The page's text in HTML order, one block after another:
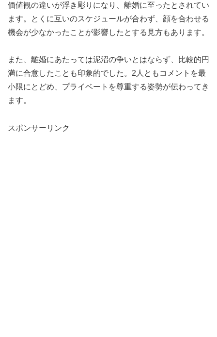
価値観の違いが浮き彫りになり、離婚に至ったとされてい
ます。とくに互いのスケジュールが合わず、顔を合わせる
機会が少なかったことが影響したとする見方もあります。
また、離婚にあたっては泥沼の争いとはならず、比較的円
満に合意したことも印象的でした。2人ともコメントを最
小限にとどめ、プライベートを尊重する姿勢が伝わってき
ます。
スポンサーリンク